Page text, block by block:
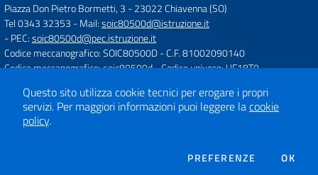
Piazza Don Pietro Bormetti, 3 -23022 Chiavenna (SO)
Tel 0343 32353 - Mail:soic80500d@istruzione.it
- PEC:soic80500d@pec.istruzione.it
Codice meccanografico: SOIC80500D- C.F. 81002090140
Codice meccanografico: soic80500d- Codice univoco: UF18T0
Concept & Design by
Designers Italia
Questo sito utilizza cookie tecnici per erogare i propri
servizi. Per maggiori informazioni puoi leggere lacookie
policy.
PREFERENZE DEI COOKIE
OK